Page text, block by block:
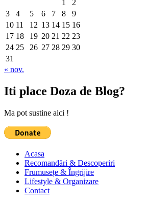
1
2
3
4 5 6 7 8
9
10 11 12 13 14 15 16
17 18 19 20 21 22 23
24 25 26 27 28 29 30
31
« nov.
Iti place Doza de Blog?
Ma pot sustine aici !
Acasa
Recomandări & Descoperiri
Frumusețe & Îngrijire
Lifestyle & Organizare
Contact